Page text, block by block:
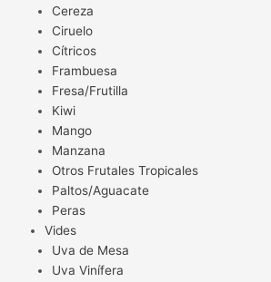
Cereza
Ciruelo
Cítricos
Frambuesa
Fresa/Frutilla
Kiwi
Mango
Manzana
Otros Frutales Tropicales
Paltos/Aguacate
Peras
Vides
Uva de Mesa
Uva Vinífera